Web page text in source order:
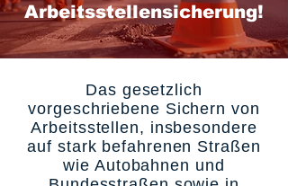
Arbeitsstellensicherung!
Das gesetzlich
vorgeschriebene Sichern von
Arbeitsstellen, insbesondere
auf stark befahrenen Straßen
wie Autobahnen und